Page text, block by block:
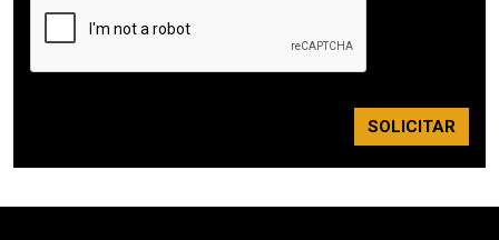
SOLICITAR